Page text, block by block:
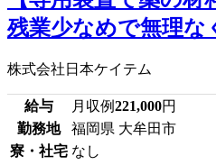
残業少なめで無理な
株式会社日本ケイテム
給与 月収例221,000円
勤務地
福岡県 大牟田市
寮・社宅 なし